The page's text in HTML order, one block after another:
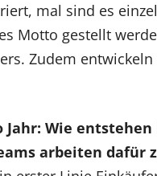
mal sind es
Motto gestellt
Zudem
Wie
arbeiten dafür